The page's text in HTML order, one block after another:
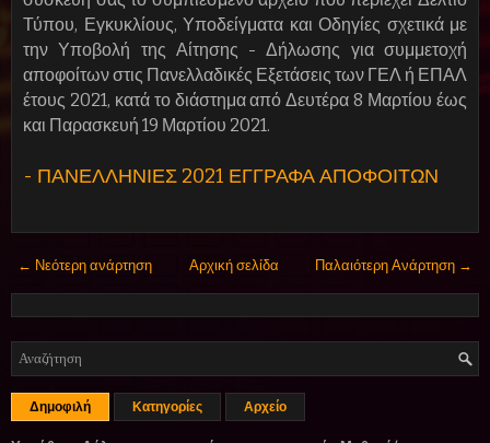
Τύπου, Εγκυκλίους, Υποδείγματα και Οδηγίες σχετικά με
την Υποβολή της Αίτησης - Δήλωσης για συμμετοχή
αποφοίτων στις Πανελλαδικές Εξετάσεις των ΓΕΛ ή ΕΠΑΛ
έτους 2021, κατά το διάστημα από Δευτέρα 8 Μαρτίου έως
και Παρασκευή 19 Μαρτίου 2021.
- ΠΑΝΕΛΛΗΝΙΕΣ 2021 ΕΓΓΡΑΦΑ ΑΠΟΦΟΙΤΩΝ
← Νεότερη ανάρτηση Παλαιότερη Ανάρτηση →
Αρχική σελίδα
Δημοφιλή Κατηγορίες Αρχείο